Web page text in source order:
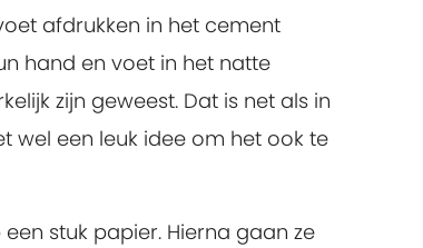
afdrukken in het cement
hand en voet in het natte
zijn geweest. Dat is net als in
wel een leuk idee om het ook te
stuk papier. Hierna gaan ze